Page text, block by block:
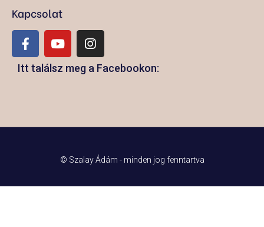
Kapcsolat
Itt találsz meg a Facebookon:
© Szalay Ádám - minden jog fenntartva